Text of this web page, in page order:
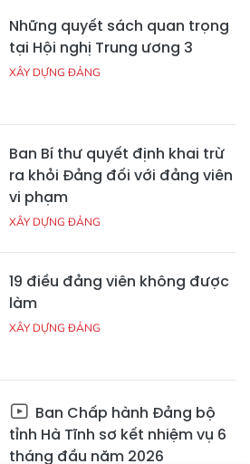
Những quyết sách quan trọng
tại Hội nghị Trung ương 3
XÂY DỰNG ĐẢNG
Ban Bí thư quyết định khai trừ
ra khỏi Đảng đối với đảng viên
vi phạm
XÂY DỰNG ĐẢNG
19 điều đảng viên không được
làm
XÂY DỰNG ĐẢNG
Ban Chấp hành Đảng bộ
tỉnh Hà Tĩnh sơ kết nhiệm vụ 6
tháng đầu năm 2026